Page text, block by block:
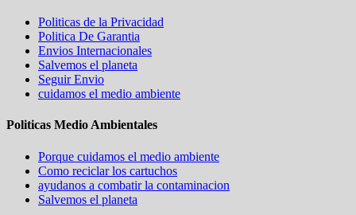
Politicas de la Privacidad
Politica De Garantia
Envios Internacionales
Salvemos el planeta
Seguir Envio
cuidamos el medio ambiente
Politicas Medio Ambientales
Porque cuidamos el medio ambiente
Como reciclar los cartuchos
ayudanos a combatir la contaminacion
Salvemos el planeta